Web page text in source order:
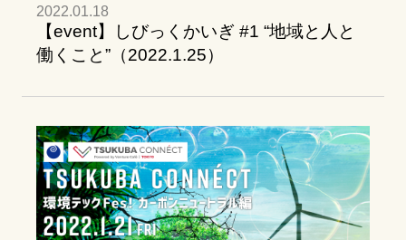
2022.01.18
【event】しびっくかいぎ #1 “地域と人と
働くこと”（2022.1.25）